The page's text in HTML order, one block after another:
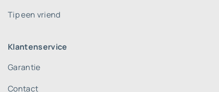
Tip een vriend
Klantenservice
Garantie
Contact